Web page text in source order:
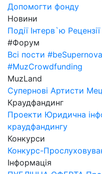
Допомогти фонду
Новини
Події Інтерв`ю Рецензії
#Форум
Всі пости #beSupernova
#MuzCrowdfunding
MuzLand
Супернові Артисти
Краудфандинг
Проекти Юридична
краудфандингу
Конкурси
Конкурс-
Інформація